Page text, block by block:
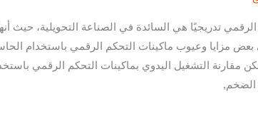
تدريجيًا هي السائدة في الصناعة التحويلية، حيث
مقارنة التشغيل اليدوي بماكينات التحكم الرقمي
الضخم,